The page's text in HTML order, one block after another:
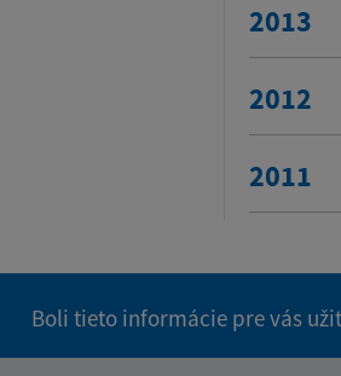
2013
2012
2011
Boli tieto informácie pre vás